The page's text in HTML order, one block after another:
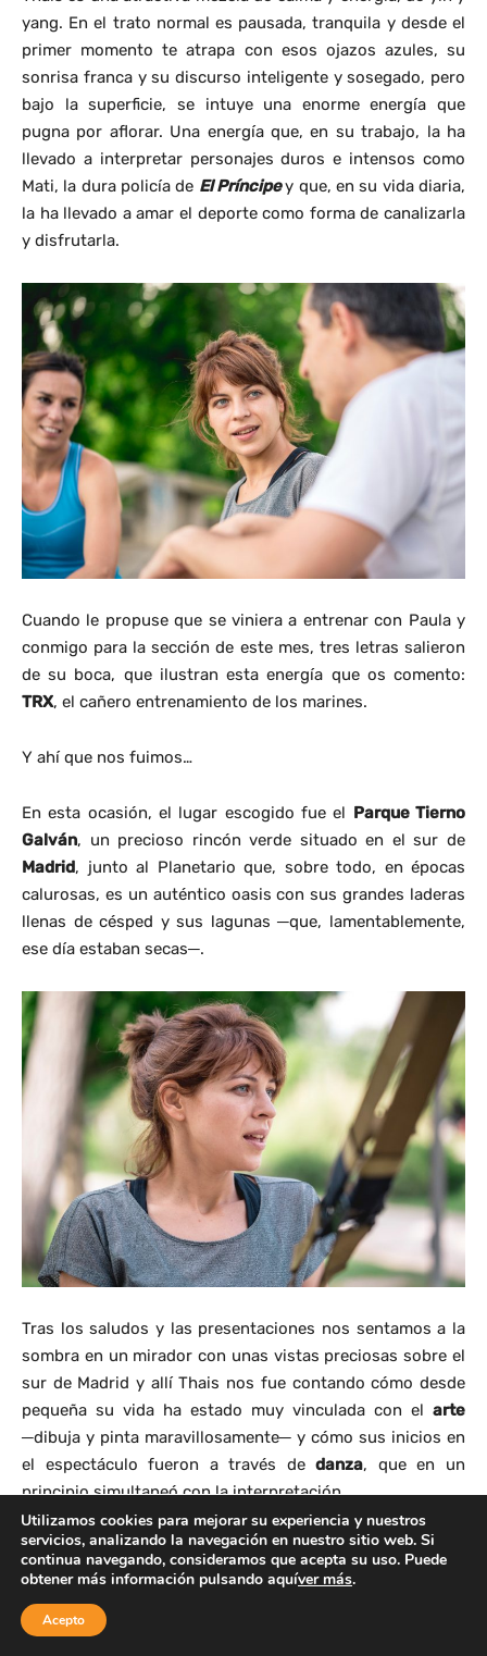
Utilizamos cookies para mejorar su experiencia y nuestros
servicios, analizando la navegación en nuestro sitio web. Si
continua navegando, consideramos que acepta su uso. Puede
obtener más información pulsando aquíver más.
Acepto